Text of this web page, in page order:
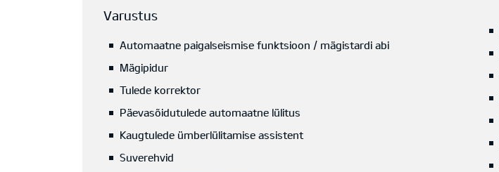
Varustus
Automaatne paigalseismise funktsioon / mägistardi abi
Mägipidur
Tulede korrektor
Päevasõidutulede automaatne lülitus
Kaugtulede ümberlülitamise assistent
Suverehvid